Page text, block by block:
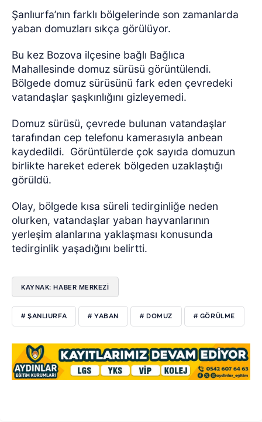
Şanlıurfa’nın farklı bölgelerinde son zamanlarda
yaban domuzları sıkça görülüyor.
Bu kez Bozova ilçesine bağlı Bağlıca
Mahallesinde domuz sürüsü görüntülendi.
Bölgede domuz sürüsünü fark eden çevredeki
vatandaşlar şaşkınlığını gizleyemedi.
Domuz sürüsü, çevrede bulunan vatandaşlar
tarafından cep telefonu kamerasıyla anbean
kaydedildi. Görüntülerde çok sayıda domuzun
birlikte hareket ederek bölgeden uzaklaştığı
görüldü.
Olay, bölgede kısa süreli tedirginliğe neden
olurken, vatandaşlar yaban hayvanlarının
yerleşim alanlarına yaklaşması konusunda
tedirginlik yaşadığını belirtti.
KAYNAK: HABER MERKEZİ
# ŞANLIURFA # YABAN # DOMUZ # GÖRÜLME